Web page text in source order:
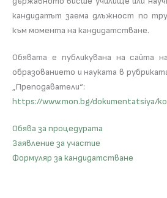
кандидатът заема длъжност по
към момента на кандидатстване.
Обявата е публикувана на сайта
образованието и науката в
„Преподаватели“:
https://www.mon.bg/dokumentatsiya/
Обява за процедурата
Заявление за участие
Формуляр за кандидатстване